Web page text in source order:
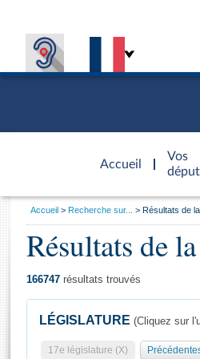
Accueil
d'accueil
Vos
Général
Vous
Accueil Recherche sur... Résultats de
Résultats de
166747 résultats trouvés
LÉGISLATURE (Cliquez sur
17e législature (X)